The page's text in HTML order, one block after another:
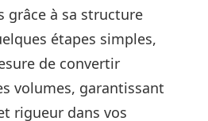
grâce à sa structure
étapes simples,
de convertir
volumes, garantissant
rigueur dans vos